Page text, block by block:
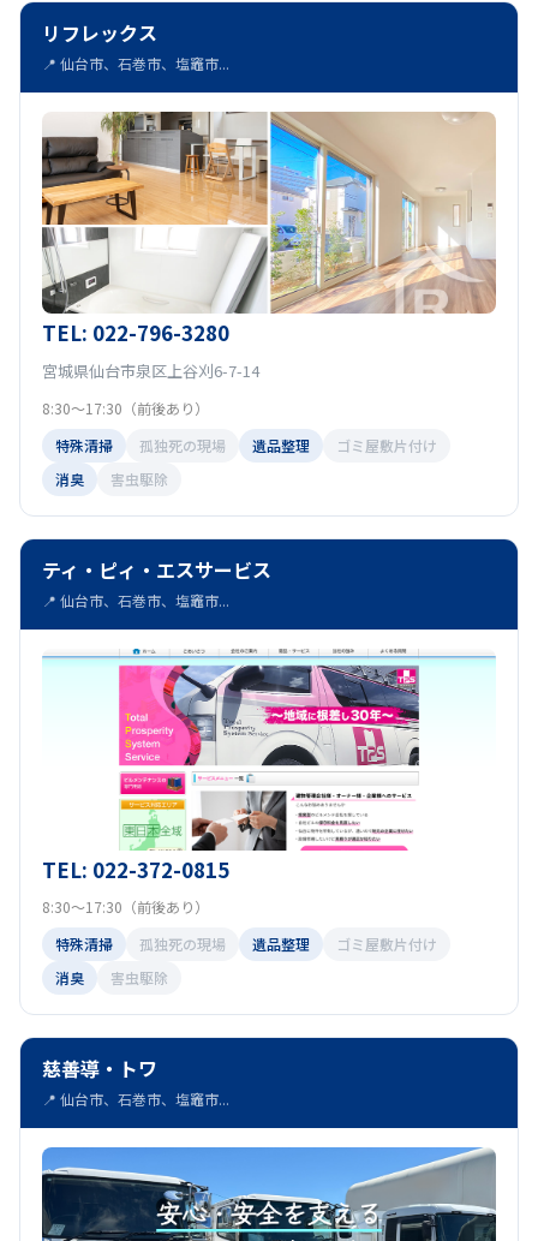
リフレックス
📍 仙台市、石巻市、塩竈市...
TEL: 022-796-3280
宮城県仙台市泉区上谷刈6-7-14
8:30～17:30（前後あり）
特殊清掃
孤独死の現場 遺品整理
ゴミ屋敷片付け
消臭
害虫駆除
ティ・ピィ・エスサービス
📍 仙台市、石巻市、塩竈市...
TEL: 022-372-0815
8:30～17:30（前後あり）
特殊清掃
孤独死の現場 遺品整理
ゴミ屋敷片付け
消臭
害虫駆除
慈善導・トワ
📍 仙台市、石巻市、塩竈市...